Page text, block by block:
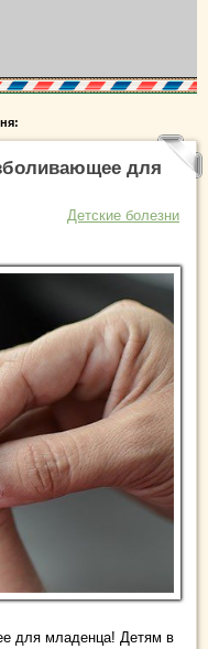
для
Детские болезни
для младенца! Детям в